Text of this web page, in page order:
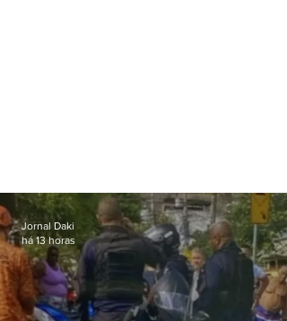
Jornal Daki
há 13 horas